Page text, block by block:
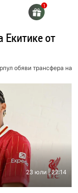
Екитике от
обяви трансфера на
23 юли | 22:14